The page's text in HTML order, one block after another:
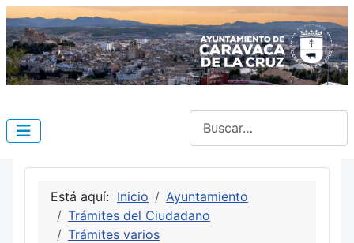
Está aquí: Inicio
Ayuntamiento
Trámites del Ciudadano
Trámites varios